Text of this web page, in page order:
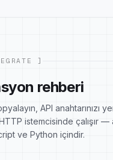
]
rehberi
API anahtarınızı
istemcisinde çalışır —
ve Python içindir.